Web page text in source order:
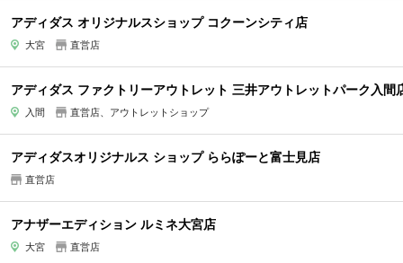
アディダス オリジナルスショップ コクーンシティ店
大宮 直営店
アディダス ファクトリーアウトレット 三井アウトレットパーク入間
入間 直営店、アウトレットショップ
アディダスオリジナルス ショップ ららぽーと富士見店
直営店
アナザーエディション ルミネ大宮店
大宮 直営店